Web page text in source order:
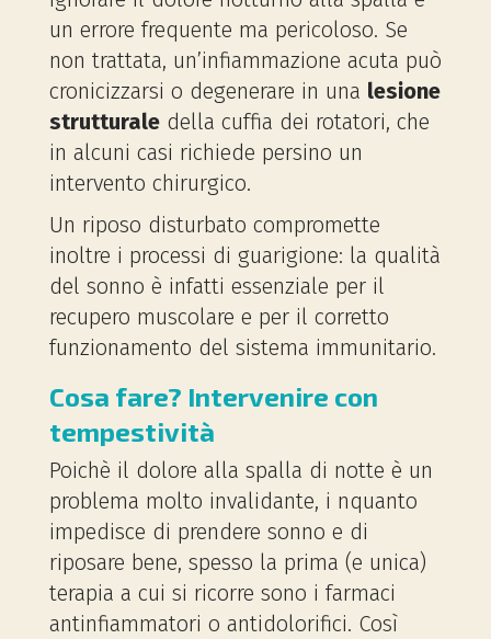
un errore frequente ma pericoloso. Se
non trattata, un’infiammazione acuta può
cronicizzarsi o degenerare in una lesione
strutturale della cuffia dei rotatori, che
in alcuni casi richiede persino un
intervento chirurgico.
Un riposo disturbato compromette
inoltre i processi di guarigione: la qualità
del sonno è infatti essenziale per il
recupero muscolare e per il corretto
funzionamento del sistema immunitario.
Cosa fare? Intervenire con
tempestività
Poichè il dolore alla spalla di notte è un
problema molto invalidante, i nquanto
impedisce di prendere sonno e di
riposare bene, spesso la prima (e unica)
terapia a cui si ricorre sono i farmaci
antinfiammatori o antidolorifici. Così